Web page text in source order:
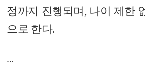
정까지 진행되며, 나이 제한
으로 한다.
...